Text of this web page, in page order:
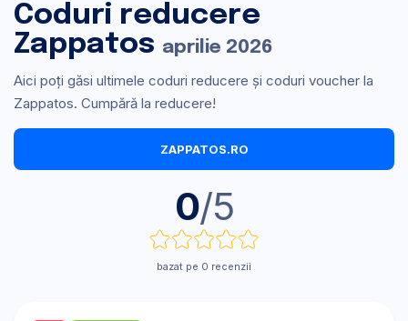
Coduri reducere
Zappatos aprilie 2026
Aici poți găsi ultimele coduri reducere și coduri voucher la
Zappatos. Cumpără la reducere!
ZAPPATOS.RO
0/5
bazat pe 0 recenzii